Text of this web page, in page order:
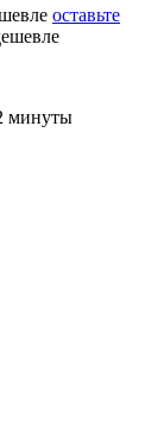
оставьте
минуты